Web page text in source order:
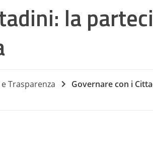
la
Trasparenza
Governare con i